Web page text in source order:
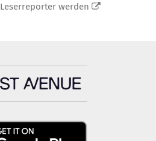
Leserreporter werden